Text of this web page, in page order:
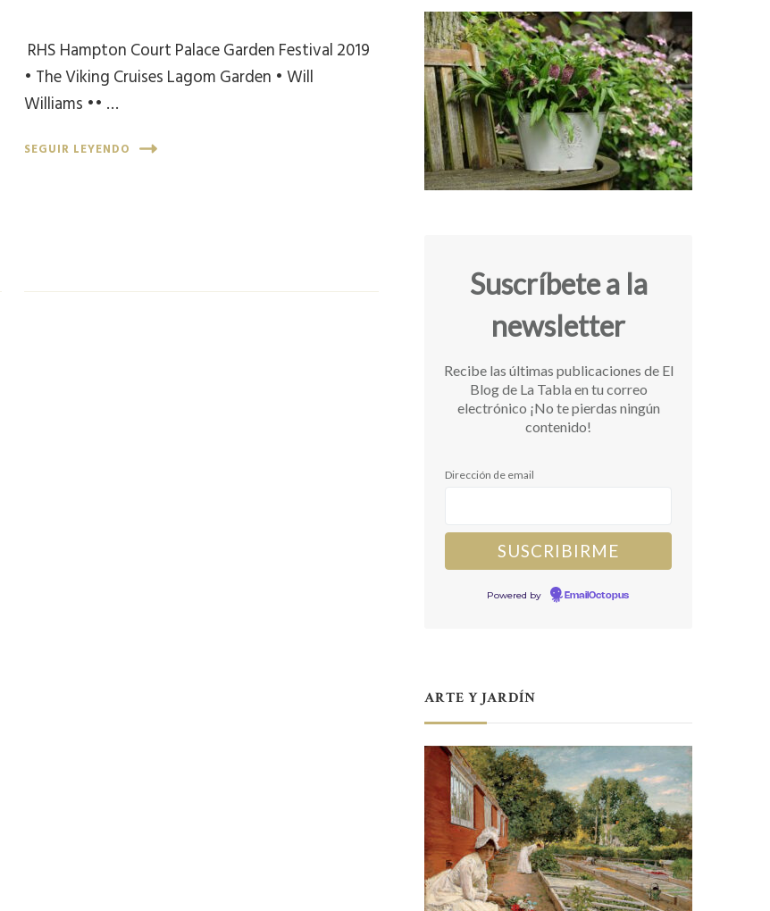
RHS Hampton Court Palace Garden Festival 2019
• The Viking Cruises Lagom Garden • Will
Williams •• …
SEGUIR LEYENDO
Suscríbete a la
newsletter
Recibe las últimas publicaciones de El
Blog de La Tabla en tu correo
electrónico ¡No te pierdas ningún
contenido!
Dirección de email
Powered by EmailOctopus
ARTE Y JARDÍN